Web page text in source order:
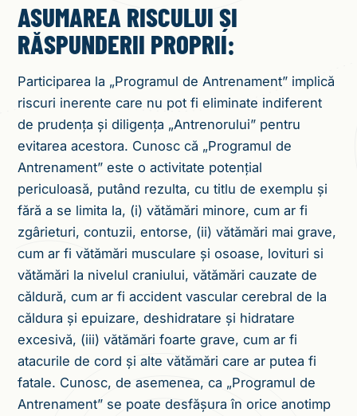
ASUMAREA RISCULUI ȘI
RĂSPUNDERII PROPRII:
Participarea la „Programul de Antrenament” implică
riscuri inerente care nu pot fi eliminate indiferent
de prudența și diligența „Antrenorului” pentru
evitarea acestora. Cunosc că „Programul de
Antrenament” este o activitate potențial
periculoasă, putând rezulta, cu titlu de exemplu și
fără a se limita la, (i) vătămări minore, cum ar fi
zgârieturi, contuzii, entorse, (ii) vătămări mai grave,
cum ar fi vătămări musculare și osoase, lovituri si
vătămări la nivelul craniului, vătămări cauzate de
căldură, cum ar fi accident vascular cerebral de la
căldura și epuizare, deshidratare și hidratare
excesivă, (iii) vătămări foarte grave, cum ar fi
atacurile de cord și alte vătămări care ar putea fi
fatale. Cunosc, de asemenea, ca „Programul de
Antrenament” se poate desfășura în orice anotimp